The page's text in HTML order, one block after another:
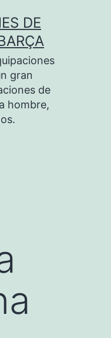
DE
gran
de
hombre,